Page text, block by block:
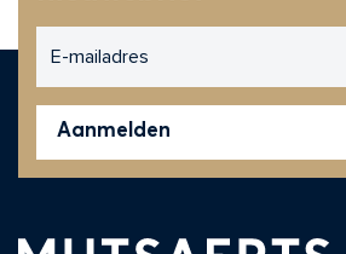
CAPTCHA
Aanmelden